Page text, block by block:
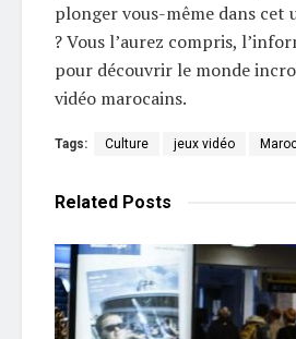
plonger vous-même dans cet
? Vous l’aurez compris,
pour découvrir le monde
vidéo marocains.
Tags: Culture jeux vidéo
Related Posts